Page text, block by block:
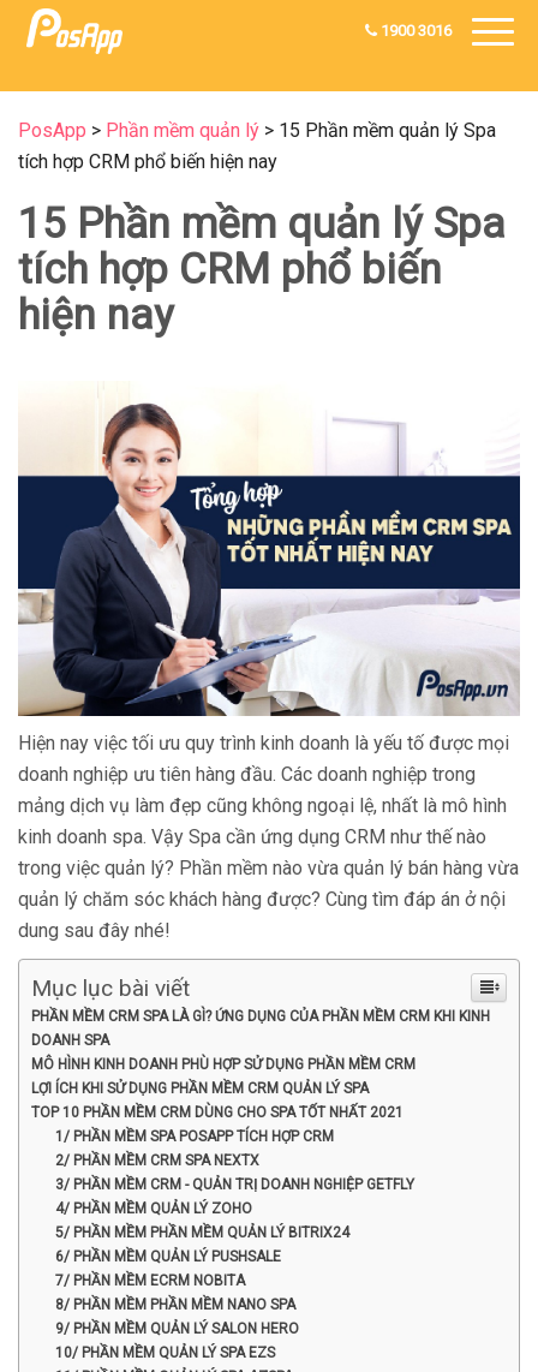
1900 3016
PosApp > Phần mềm quản lý > 15 Phần mềm quản lý Spa
tích hợp CRM phổ biến hiện nay
15 Phần mềm quản lý Spa
tích hợp CRM phổ biến
hiện nay
Hiện nay việc tối ưu quy trình kinh doanh là yếu tố được mọi
doanh nghiệp ưu tiên hàng đầu. Các doanh nghiệp trong
mảng dịch vụ làm đẹp cũng không ngoại lệ, nhất là mô hình
kinh doanh spa. Vậy Spa cần ứng dụng CRM như thế nào
trong việc quản lý? Phần mềm nào vừa quản lý bán hàng vừa
quản lý chăm sóc khách hàng được? Cùng tìm đáp án ở nội
dung sau đây nhé!
Mục lục bài viết
PHẦN MỀM CRM SPA LÀ GÌ? ỨNG DỤNG CỦA PHẦN MỀM CRM KHI KINH
DOANH SPA
MÔ HÌNH KINH DOANH PHÙ HỢP SỬ DỤNG PHẦN MỀM CRM
LỢI ÍCH KHI SỬ DỤNG PHẦN MỀM CRM QUẢN LÝ SPA
TOP 10 PHẦN MỀM CRM DÙNG CHO SPA TỐT NHẤT 2021
1/ PHẦN MỀM SPA POSAPP TÍCH HỢP CRM
2/ PHẦN MỀM CRM SPA NEXTX
3/ PHẦN MỀM CRM - QUẢN TRỊ DOANH NGHIỆP GETFLY
4/ PHẦN MỀM QUẢN LÝ ZOHO
5/ PHẦN MỀM PHẦN MỀM QUẢN LÝ BITRIX24
6/ PHẦN MỀM QUẢN LÝ PUSHSALE
7/ PHẦN MỀM ECRM NOBITA
8/ PHẦN MỀM PHẦN MỀM NANO SPA
9/ PHẦN MỀM QUẢN LÝ SALON HERO
10/ PHẦN MỀM QUẢN LÝ SPA EZS